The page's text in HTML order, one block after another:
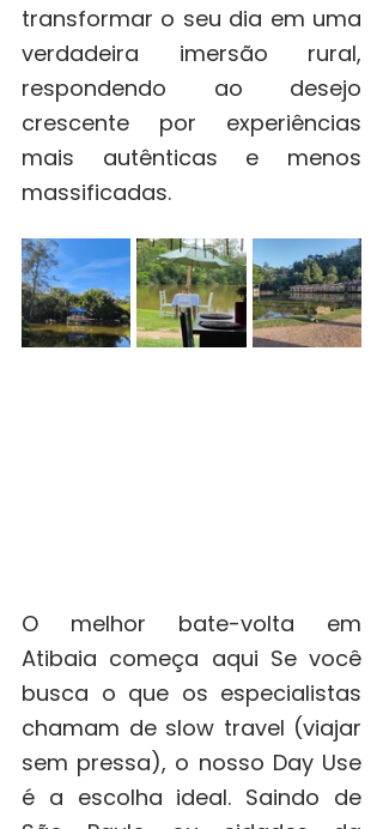
transformar o seu dia em uma
verdadeira imersão rural,
respondendo ao desejo
crescente por experiências
mais autênticas e menos
massificadas.
O melhor bate-volta em
Atibaia começa aqui Se você
busca o que os especialistas
chamam de slow travel (viajar
sem pressa), o nosso Day Use
é a escolha ideal. Saindo de